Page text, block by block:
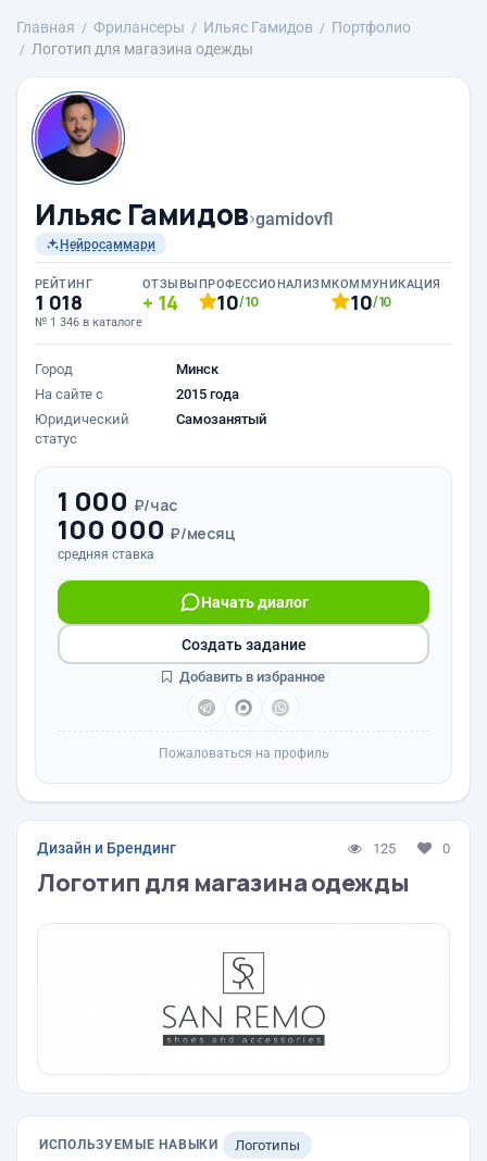
Главная Фрилансеры Ильяc Гамидов
Портфолио
Логотип для магазина одежды
Ильяc Гамидов›gamidovfl
Нейросаммари
РЕЙТИНГ
1 018
№ 1 346 в каталоге
ОТЗЫВЫ
14
ПРОФЕССИОНАЛИЗМ
10/10
КОММУНИКАЦИЯ
10/10
Город
Минск
На сайте с
2015 года
Юридический
статус
Самозанятый
1 000 ₽/час
100 000 ₽/месяц
средняя ставка
Начать диалог
Создать задание
Добавить в избранное
Пожаловаться на профиль
Дизайн и Брендинг 125 0
Логотип для магазина одежды
ИСПОЛЬЗУЕМЫЕ НАВЫКИ Логотипы